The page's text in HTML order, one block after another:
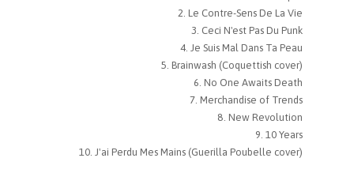
Le Contre-Sens De La Vie
Ceci N'est Pas Du Punk
Je Suis Mal Dans Ta Peau
Brainwash (Coquettish cover)
No One Awaits Death
Merchandise of Trends
New Revolution
10 Years
J'ai Perdu Mes Mains (Guerilla Poubelle cover)